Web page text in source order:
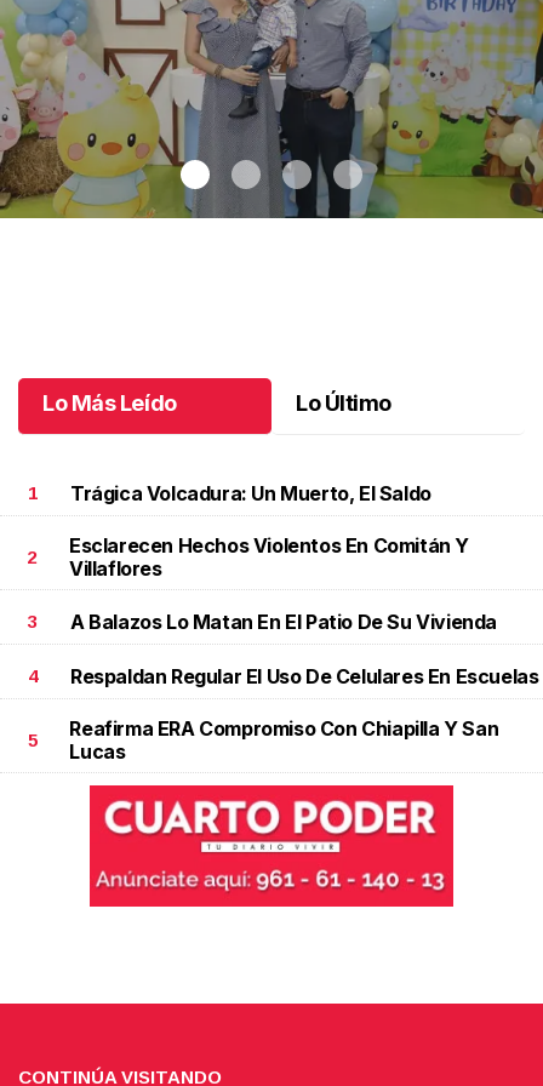
Lo Más Leído Lo Último
1 Trágica Volcadura: Un Muerto, El Saldo
2
Esclarecen Hechos Violentos En Comitán Y
Villaflores
3 A Balazos Lo Matan En El Patio De Su Vivienda
4 Respaldan Regular El Uso De Celulares En Escuelas
5
Reafirma ERA Compromiso Con Chiapilla Y San
Lucas
CONTINÚA VISITANDO